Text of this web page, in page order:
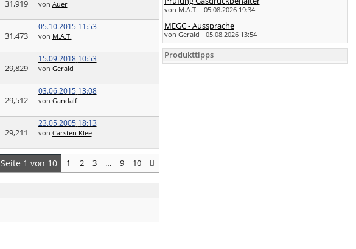
31,919 von Auer
31,473
05.10.2015 11:53
von M.A.T.
29,829
15.09.2018 10:53
von Gerald
29,512
03.06.2015 13:08
von Gandalf
29,211
23.05.2005 18:13
von Carsten Klee
Seite 1 von 10 1 2 3 … 9 10
von M.A.T. - 05.08.2026 19:34
MEGC - Aussprache
von Gerald - 05.08.2026 13:54
Produkttipps